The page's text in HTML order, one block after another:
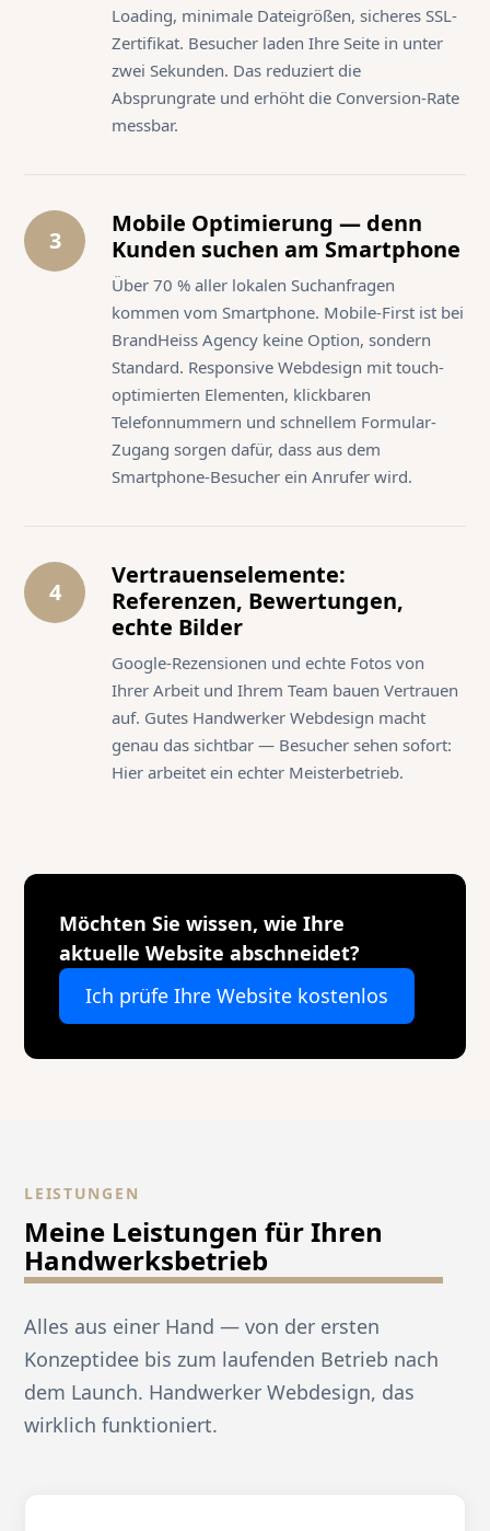
Loading, minimale Dateigrößen, sicheres SSL-
Zertifikat. Besucher laden Ihre Seite in unter
zwei Sekunden. Das reduziert die
Absprungrate und erhöht die Conversion-Rate
messbar.
3
Mobile Optimierung — denn
Kunden suchen am Smartphone
Über 70 % aller lokalen Suchanfragen
kommen vom Smartphone. Mobile-First ist bei
BrandHeiss Agency keine Option, sondern
Standard. Responsive Webdesign mit touch-
optimierten Elementen, klickbaren
Telefonnummern und schnellem Formular-
Zugang sorgen dafür, dass aus dem
Smartphone-Besucher ein Anrufer wird.
4
Vertrauenselemente:
Referenzen, Bewertungen,
echte Bilder
Google-Rezensionen und echte Fotos von
Ihrer Arbeit und Ihrem Team bauen Vertrauen
auf. Gutes Handwerker Webdesign macht
genau das sichtbar — Besucher sehen sofort:
Hier arbeitet ein echter Meisterbetrieb.
Möchten Sie wissen, wie Ihre
aktuelle Website abschneidet?
Ich prüfe Ihre Website kostenlos
LEISTUNGEN
Meine Leistungen für Ihren
Handwerksbetrieb
Alles aus einer Hand — von der ersten
Konzeptidee bis zum laufenden Betrieb nach
dem Launch. Handwerker Webdesign, das
wirklich funktioniert.